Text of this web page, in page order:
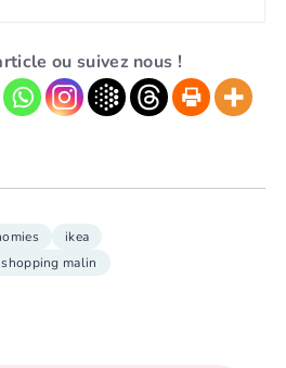
ou suivez nous !
ikea
shopping malin